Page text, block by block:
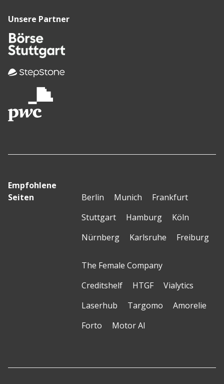
Unsere Partner
Empfohlene
Seiten
Berlin Munich
Frankfurt
Stuttgart
Hamburg
Köln
Nürnberg
Karlsruhe Freiburg
The Female Company
Creditshelf
HTGF
Vialytics
Laserhub
Targomo
Amorelie
Forto
Motor AI